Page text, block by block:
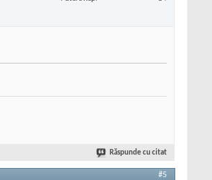
Răspunde cu citat
#5